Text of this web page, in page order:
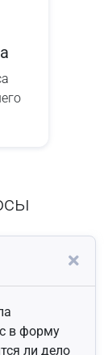
в форму
ли дело